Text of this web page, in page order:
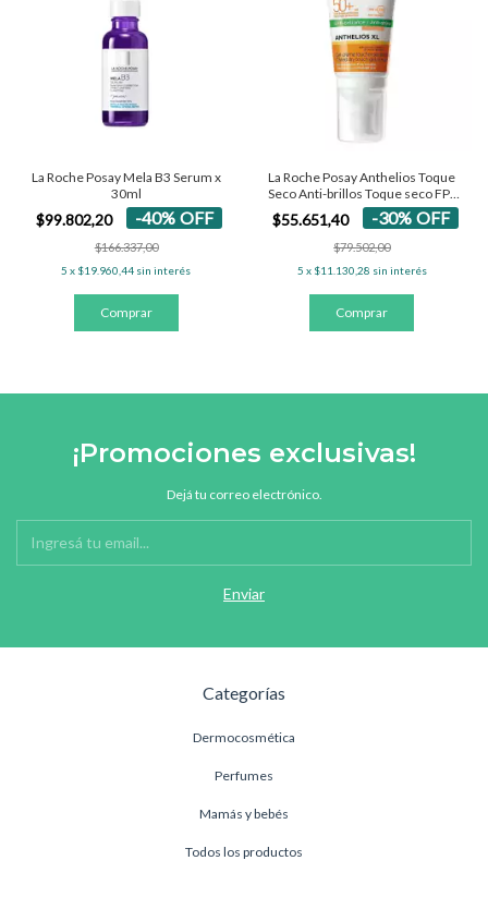
La Roche Posay Mela B3 Serum x
30ml
$99.802,20 -40%OFF
$166.337,00
5 x $19.960,44 sin interés
La Roche Posay Anthelios Toque
Seco Anti-brillos Toque seco FPS
50+ - Con Color 50 Ml
$55.651,40 -30% OFF
$79.502,00
5 x $11.130,28 sin interés
¡Promociones exclusivas!
Dejá tu correo electrónico.
Categorías
Dermocosmética
Perfumes
Mamás y bebés
Todos los productos